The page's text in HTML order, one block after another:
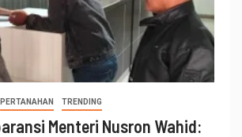
PERTANAHAN TRENDING
Menteri Nusron Wahid: